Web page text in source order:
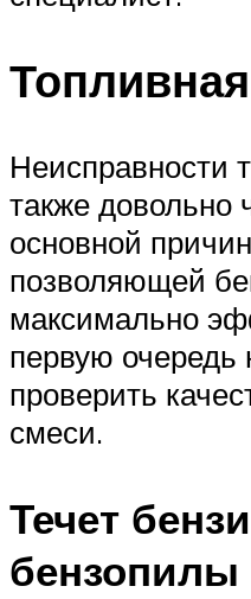
Неисправности
также довольно
основной
позволяющей
максимально
первую очередь
проверить
смеси.
Течет
бензопилы